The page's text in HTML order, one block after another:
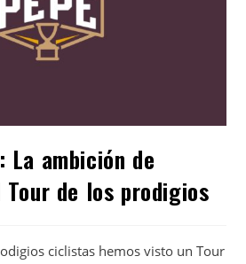
La ambición de
de los prodigios
ciclistas hemos visto un Tour